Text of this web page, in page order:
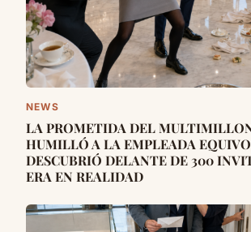
NEWS
LA PROMETIDA DEL
HUMILLÓ A LA EMPLEADA
DESCUBRIÓ DELANTE DE 300
ERA EN REALIDAD